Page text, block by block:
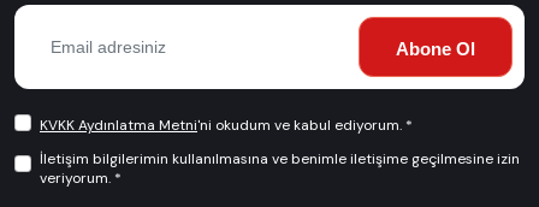
Abone Ol
KVKK Aydınlatma Metni'ni okudum ve kabul ediyorum. *
İletişim bilgilerimin kullanılmasına ve benimle iletişime geçilmesine izin
veriyorum. *